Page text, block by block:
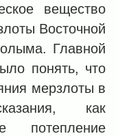
вещество
Восточной
Главной
понять, что
мерзлоты в
как
потепление